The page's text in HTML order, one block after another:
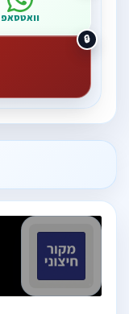
וואטסאפ